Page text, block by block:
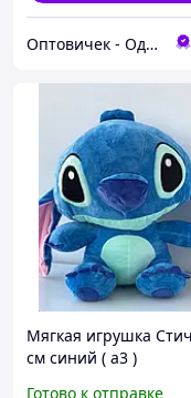
Оптовичек - Одесса
Мягкая игрушка
см синий ( а3 )
Готово к отправке